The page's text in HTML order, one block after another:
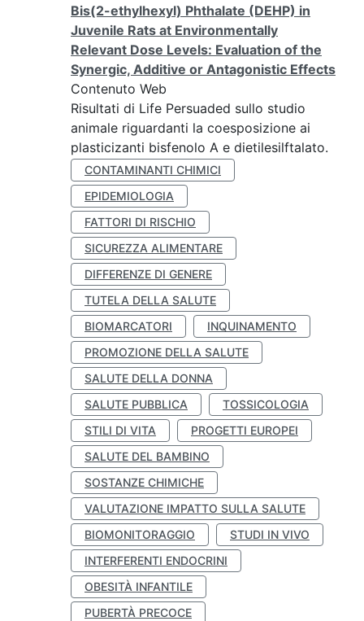
Bis(2-ethylhexyl) Phthalate (DEHP) in
Juvenile Rats at Environmentally
Relevant Dose Levels: Evaluation of the
Synergic, Additive or Antagonistic Effects
Contenuto Web
Risultati di Life Persuaded sullo studio
animale riguardanti la coesposizione ai
plasticizanti bisfenolo A e dietilesilftalato.
CONTAMINANTI CHIMICI
EPIDEMIOLOGIA
FATTORI DI RISCHIO
SICUREZZA ALIMENTARE
DIFFERENZE DI GENERE
TUTELA DELLA SALUTE
BIOMARCATORI
INQUINAMENTO
PROMOZIONE DELLA SALUTE
SALUTE DELLA DONNA
SALUTE PUBBLICA
TOSSICOLOGIA
STILI DI VITA
PROGETTI EUROPEI
SALUTE DEL BAMBINO
SOSTANZE CHIMICHE
VALUTAZIONE IMPATTO SULLA SALUTE
BIOMONITORAGGIO
STUDI IN VIVO
INTERFERENTI ENDOCRINI
OBESITÀ INFANTILE
PUBERTÀ PRECOCE